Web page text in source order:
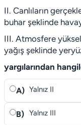
II. Canlıların
buhar şeklinde
III. Atmosfere
yağış şeklinde
yargılarından
A) Yalnız II
B) Yalnız III